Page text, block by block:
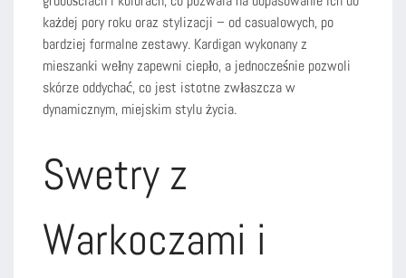
każdej pory roku oraz stylizacji – od casualowych, po
bardziej formalne zestawy. Kardigan wykonany z
mieszanki wełny zapewni ciepło, a jednocześnie pozwoli
skórze oddychać, co jest istotne zwłaszcza w
dynamicznym, miejskim stylu życia.
Swetry z
Warkoczami i